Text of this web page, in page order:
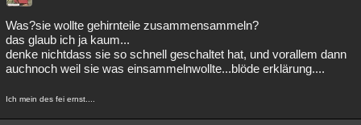
Was?sie wollte gehirnteile zusammensammeln?
das glaub ich ja kaum...
denke nichtdass sie so schnell geschaltet hat, und vorallem dann
auchnoch weil sie was einsammelnwollte...blöde erklärung....
Ich mein des fei ernst....